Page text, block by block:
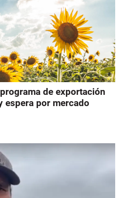
de exportación
espera por mercado